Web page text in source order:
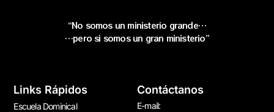
“No somos un ministerio grande…
…pero si somos un gran ministerio”
Links Rápidos
Escuela Dominical
Contáctanos
E-mail: